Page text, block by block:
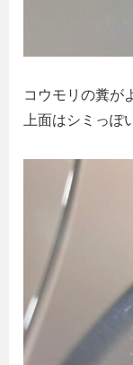
コウモリの糞が
上面はシミっぽ